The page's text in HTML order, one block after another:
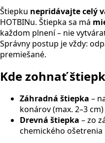
Štiepku nepridávajte celý
HOTBINu. Štiepka sa má
každom plnení – nie
Správny postup je vždy:
premiešané.
Kde zohnať
Záhradná štiepka –
konárov (max. 2–3 cm)
Drevná štiepka – zo
chemického ošetrenia